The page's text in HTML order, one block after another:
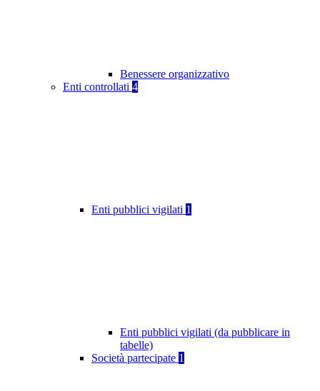
Benessere organizzativo
Enti controllati 4
Enti pubblici vigilati 1
Enti pubblici vigilati (da pubblicare in
tabelle)
Società partecipate 1